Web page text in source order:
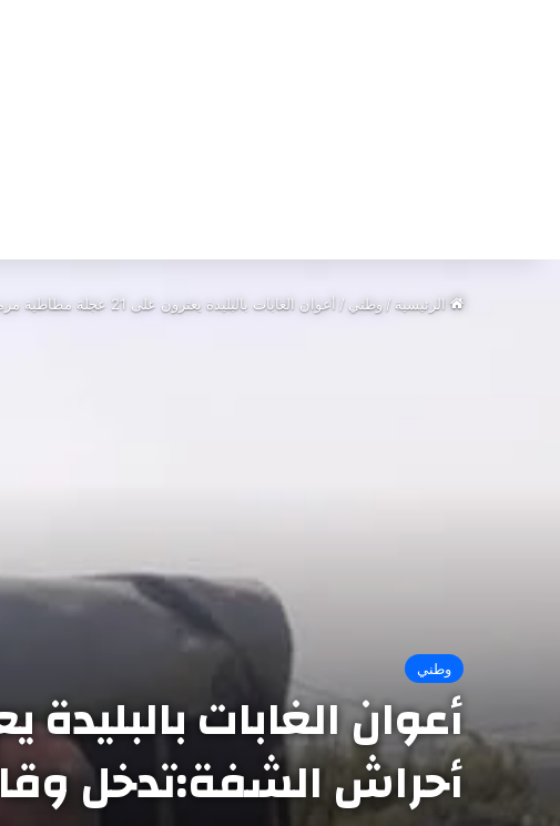
الرئيسية/وطني / أعوان الغابات بالبليدة يعثرون على 21 عجلة مطاطية مرمية وسط أحراش الشفة:تدخل وقائي لحماية البيئة من الحرائق
وطني
أحراش الشفة:تدخل